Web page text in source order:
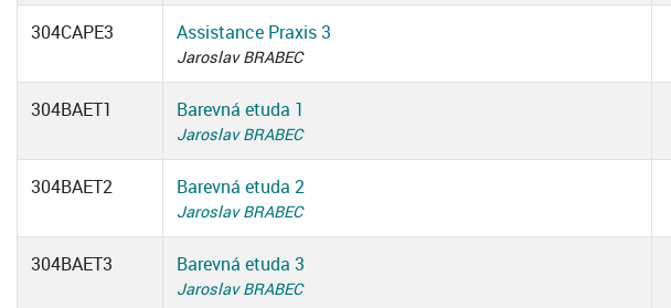
304CAPE3 Assistance Praxis 3
Jaroslav BRABEC
304BAET1 Barevná etuda 1
Jaroslav BRABEC
304BAET2 Barevná etuda 2
Jaroslav BRABEC
304BAET3 Barevná etuda 3
Jaroslav BRABEC